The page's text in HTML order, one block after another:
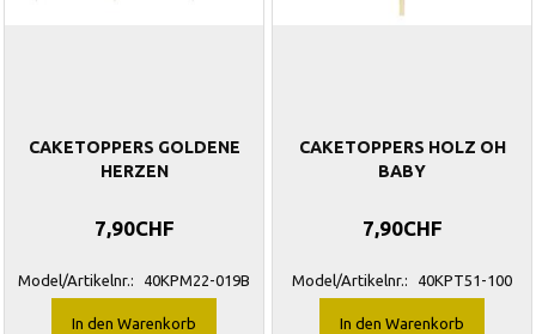
CAKETOPPERS GOLDENE
HERZEN
7,90CHF
Model/Artikelnr.: 40KPM22-019B
In den Warenkorb
CAKETOPPERS HOLZ OH
BABY
7,90CHF
Model/Artikelnr.: 40KPT51-100
In den Warenkorb